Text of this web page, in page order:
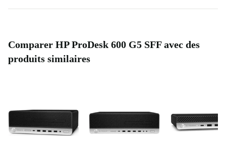
Comparer HP ProDesk 600 G5 SFF avec des
produits similaires